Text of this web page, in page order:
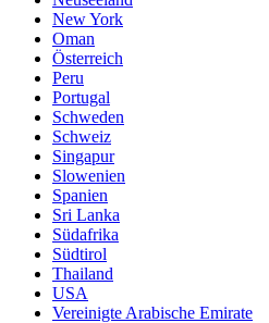
New York
Oman
Österreich
Peru
Portugal
Schweden
Schweiz
Singapur
Slowenien
Spanien
Sri Lanka
Südafrika
Südtirol
Thailand
USA
Vereinigte Arabische Emirate